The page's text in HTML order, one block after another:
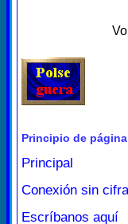
Principio de página
Principal
Conexión sin
Escríbanos aquí